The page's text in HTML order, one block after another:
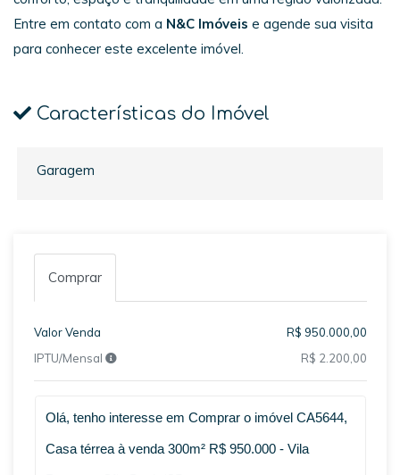
Entre em contato com a N&C Imóveis e agende sua visita
para conhecer este excelente imóvel.
Características do Imóvel
Garagem
Comprar
Valor Venda
R$ 950.000,00
IPTU/Mensal
R$ 2.200,00